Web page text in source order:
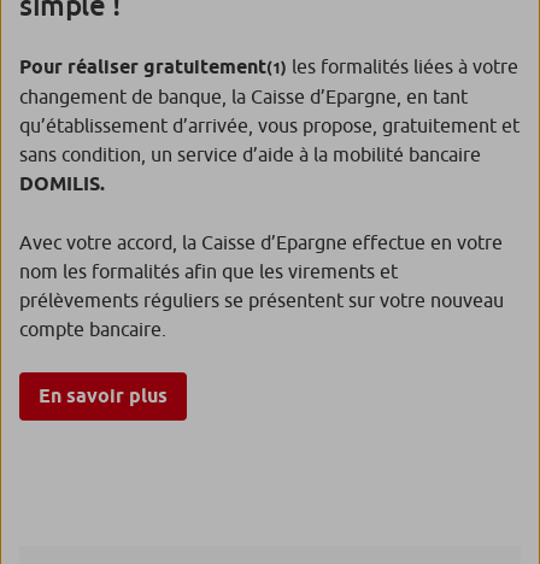
Pour réaliser gratuitement(1) les formalités liées à votre
changement de banque, la Caisse d’Epargne, en tant
qu’établissement d’arrivée, vous propose, gratuitement et
sans condition, un service d’aide à la mobilité bancaire
DOMILIS.
Avec votre accord, la Caisse d’Epargne effectue en votre
nom les formalités afin que les virements et
prélèvements réguliers se présentent sur votre nouveau
compte bancaire.
En savoir plus